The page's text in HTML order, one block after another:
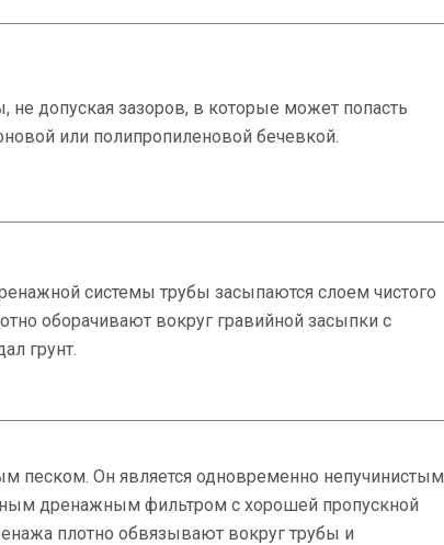
не допуская зазоров, в которые может попасть
или полипропиленовой бечевкой.
системы трубы засыпаются слоем чистого
оборачивают вокруг гравийной засыпки с
грунт.
Он является одновременно непучинистым
дренажным фильтром с хорошей пропускной
плотно обвязывают вокруг трубы и